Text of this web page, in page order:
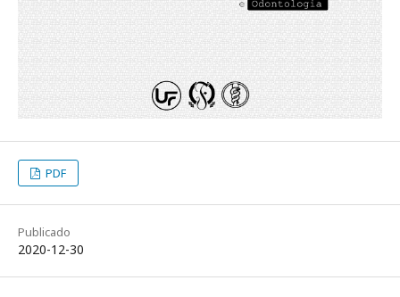
PDF
Publicado
2020-12-30